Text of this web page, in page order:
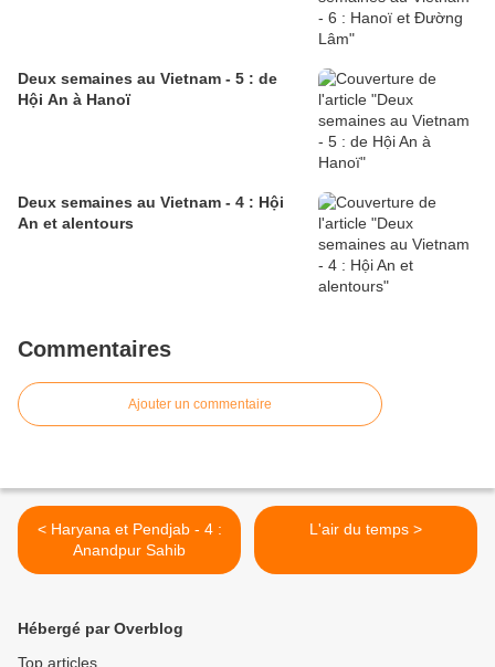
Deux semaines au Vietnam - 5 : de
Hội An à Hanoï
Deux semaines au Vietnam - 4 : Hội
An et alentours
Commentaires
Ajouter un commentaire
< Haryana et Pendjab - 4 :
Anandpur Sahib
L'air du temps >
Hébergé par Overblog
Top articles